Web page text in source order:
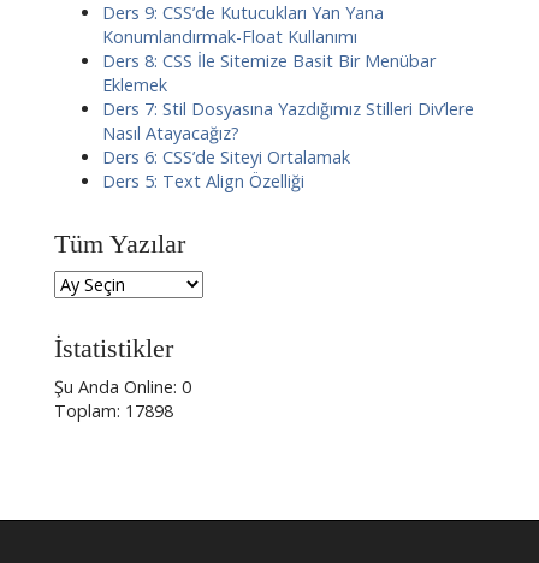
Ders 9: CSS’de Kutucukları Yan Yana
Konumlandırmak-Float Kullanımı
Ders 8: CSS İle Sitemize Basit Bir Menübar
Eklemek
Ders 7: Stil Dosyasına Yazdığımız Stilleri Div’lere
Nasıl Atayacağız?
Ders 6: CSS’de Siteyi Ortalamak
Ders 5: Text Align Özelliği
Tüm Yazılar
İstatistikler
Şu Anda Online: 0
Toplam: 17898